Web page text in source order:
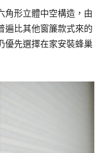
角形立體中空構造，由
遍比其他窗簾款式來的
優先選擇在家安裝蜂巢